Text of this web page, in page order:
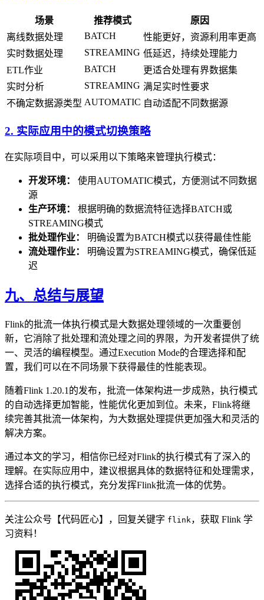
场景 推荐模式
原因
离线数据处理
BATCH
性能更好，资源利用率更高
实时数据处理
STREAMING 低延迟，持续处理能力
ETL作业
BATCH
更适合处理有界数据集
实时分析
STREAMING 满足实时性要求
不确定数据源类型 AUTOMATIC 自动适配不同数据源
2. 实际应用中的模式切换策略
在实际项目中，可以采用以下策略来管理执行模式：
开发环境：
使用AUTOMATIC模式，方便测试不同数据
源
生产环境：
根据明确的数据流特征选择BATCH或
STREAMING模式
批处理作业：
明确设置为BATCH模式以获得最佳性能
流处理作业：
明确设置为STREAMING模式，确保低延
迟
九、总结与展望
Flink的批流一体执行模式是大数据处理领域的一次重要创
新，它消除了批处理和流处理之间的界限，为开发者提供了统
一、灵活的编程模型。通过Execution Mode的合理选择和配
置，我们可以在不同场景下获得最佳的性能表现。
随着Flink 1.20.1的发布，批流一体架构进一步成熟，执行模式
的自动选择更加智能，性能优化更加到位。未来，Flink将继
续完善其批流一体架构，为大数据处理提供更加强大和灵活的
解决方案。
通过本文的学习，相信你已经对Flink的执行模式有了深入的
理解。在实际应用中，建议根据具体的数据特征和处理需求，
选择合适的执行模式，充分发挥Flink批流一体的优势。
关注公众号【代码匠心】，回复关键字 flink ，获取 Flink 学
习资料！